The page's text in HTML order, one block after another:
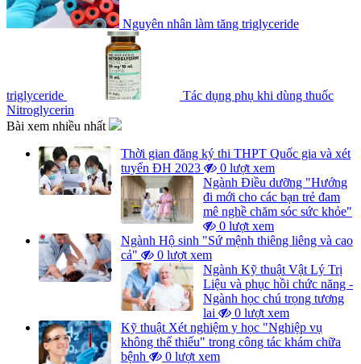
Nguyên nhân làm tăng triglyceride
triglyceride
Tác dụng phụ khi dùng thuốc
Nitroglycerin
Bài xem nhiều nhất
Thời gian đăng ký thi THPT Quốc gia và xét
tuyển ĐH 2023
0 lượt xem
Ngành Điều dưỡng "Hướng
đi mới cho các bạn trẻ đam
mê nghề chăm sóc sức khỏe"
0 lượt xem
Ngành Hộ sinh "Sứ mệnh thiêng liêng và cao
cả"
0 lượt xem
Ngành Kỹ thuật Vật Lý Trị
Liệu và phục hồi chức năng -
Ngành học chú trọng tương
lai
0 lượt xem
Kỹ thuật Xét nghiệm y học "Nghiệp vụ
không thể thiếu" trong công tác khám chữa
bệnh
0 lượt xem